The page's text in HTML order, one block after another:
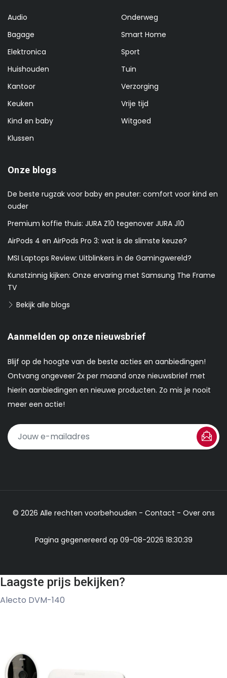
Audio
Bagage
Elektronica
Huishouden
Kantoor
Keuken
Kind en baby
Klussen
Onderweg
Smart Home
Sport
Tuin
Verzorging
Vrije tijd
Witgoed
Onze blogs
De beste rugzak voor baby en peuter: comfort voor kind en
ouder
Premium koffie thuis: JURA Z10 tegenover JURA J10
AirPods 4 en AirPods Pro 3: wat is de slimste keuze?
MSI Laptops Review: Uitblinkers in de Gamingwereld?
Kunstzinnig kijken: Onze ervaring met Samsung The Frame
TV
Bekijk alle blogs
Aanmelden op onze nieuwsbrief
Blijf op de hoogte van de beste acties en aanbiedingen!
Ontvang ongeveer 2x per maand onze nieuwsbrief met
hierin aanbiedingen en nieuwe producten. Zo mis je nooit
meer een actie!
© 2026 Alle rechten voorbehouden - Contact - Over ons
Pagina gegenereerd op 09-08-2026 18:30:39
Laagste prijs bekijken?
Alecto DVM-140